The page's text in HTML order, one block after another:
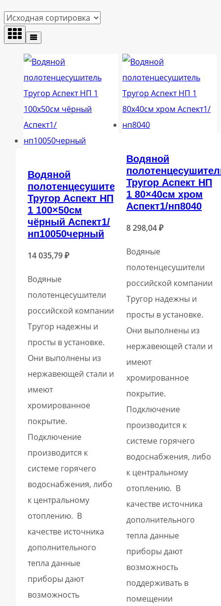
Водяной
полотенцесушитель
Тругор Аспект НП
1 100×50см
чёрный Аспект1/
нп10050черный
14 035,79₽
Водяные
полотенцесушители
российской компании
Тругор надежны и
просты в установке.
Они выполнены из
нержавеющей стали и
имеют
хромированное
покрытие.
Подключение
производится к
системе горячего
водоснабжения, либо
к центральному
отоплению. В
качестве источника
дополнительного
тепла данные
приборы дают
возможность
Водяной
Тругор Аспект НП
1 80×40см хром
Аспект1/нп8040
8 298,04₽
Водяные
полотенцесушители
российской компании
Тругор надежны и
просты в установке.
Они выполнены из
нержавеющей стали и
имеют
хромированное
покрытие.
Подключение
производится к
системе горячего
водоснабжения, либо
к центральному
отоплению. В
качестве источника
дополнительного
тепла данные
приборы дают
возможность
поддерживать в
помещении